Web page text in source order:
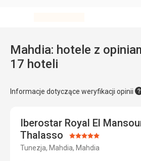
Mahdia: hotele z opiniami, znaleziono
17 hoteli
Informacje dotyczące weryfikacji opinii
Iberostar Royal El
Thalasso Ocena:
5/5
Tunezja, Mahdia, Mahdia